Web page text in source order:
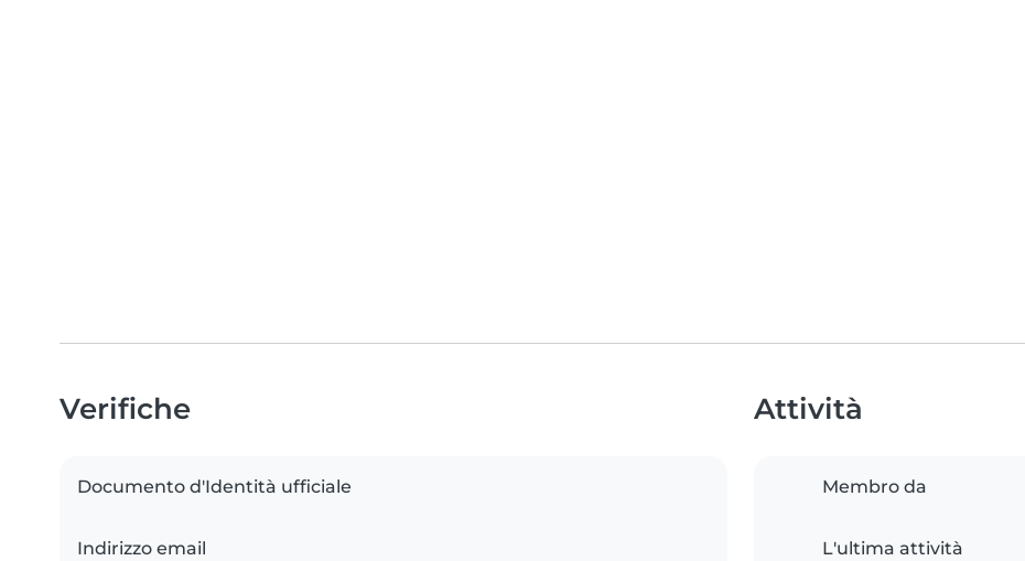
Verifiche
Documento d'Identità ufficiale
Indirizzo email
Attività
Membro da
L'ultima attività